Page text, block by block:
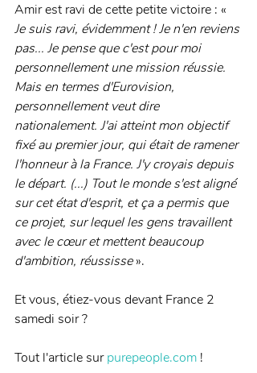
Amir est ravi de cette petite victoire : «
Je suis ravi, évidemment ! Je n'en reviens
pas... Je pense que c'est pour moi
personnellement une mission réussie.
Mais en termes d'Eurovision,
personnellement veut dire
nationalement. J'ai atteint mon objectif
fixé au premier jour, qui était de ramener
l'honneur à la France. J'y croyais depuis
le départ. (...) Tout le monde s'est aligné
sur cet état d'esprit, et ça a permis que
ce projet, sur lequel les gens travaillent
avec le cœur et mettent beaucoup
d'ambition, réussisse ».
Et vous, étiez-vous devant France 2
samedi soir ?
Tout l'article sur purepeople.com !